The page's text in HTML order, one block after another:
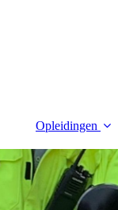
Opleidingen